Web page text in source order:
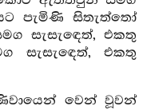
පැමිණි සිතැත්තෝ
සැසැඳෙත්, එකතු
සැසැඳෙත්, එකතු
වෙන් වූවන්